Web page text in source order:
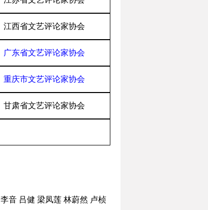
江西省文艺评论家协会
广东省文艺评论家协会
重庆市文艺评论家协会
甘肃省文艺评论家协会
李音 吕健 梁凤莲 林蔚然 卢桢